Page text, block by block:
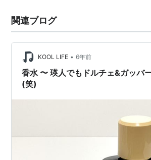
関連ブログ
KOOL LIFE • 6年前
香水 〜 瑛人でもドルチェ&ガッバ
(笑)